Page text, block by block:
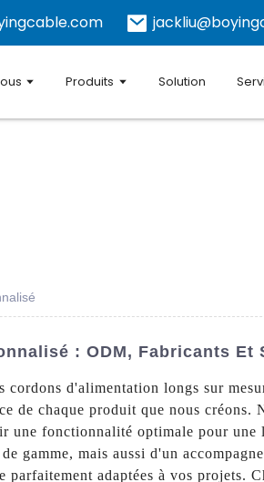
Produits Solution
: ODM, Fabricants Et
d'alimentation longs sur
de chaque produit que nous
une fonctionnalité optimale pour
gamme, mais aussi d'un
parfaitement adaptées à vos projets.